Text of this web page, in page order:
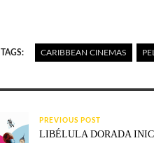
TAGS: CARIBBEAN CINEMAS
PREVIOUS POST
LIBÉLULA DORADA